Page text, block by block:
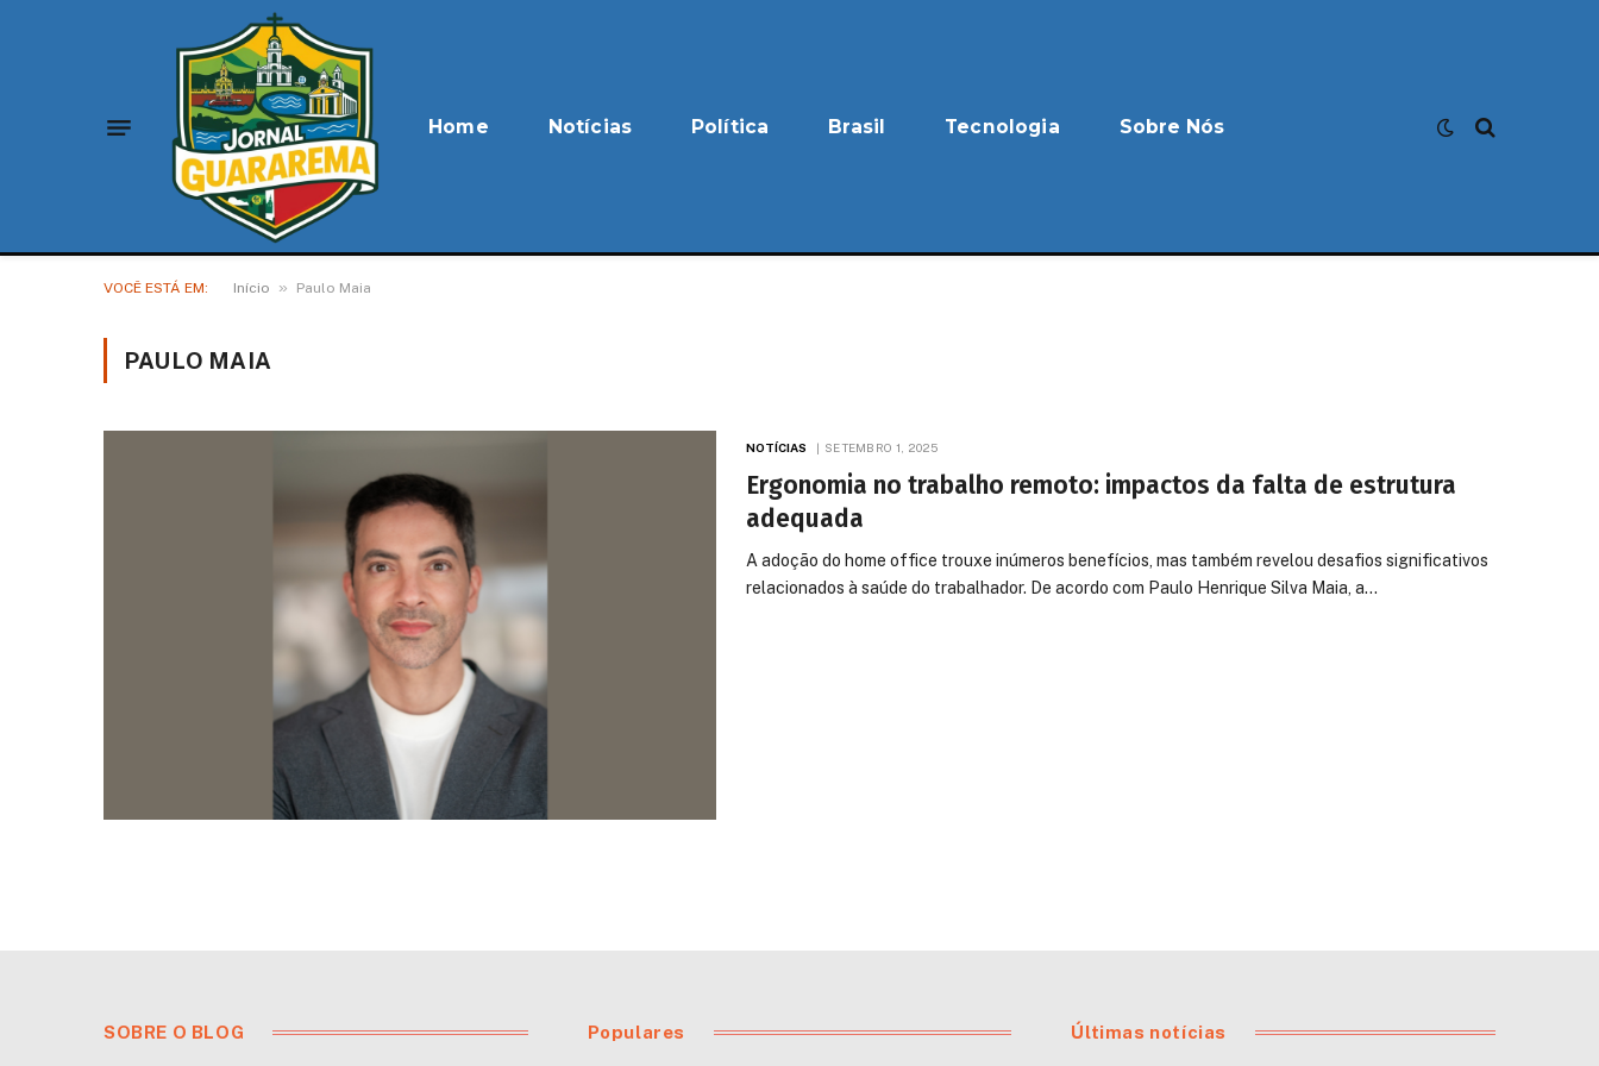
Home Notícias Política Brasil Tecnologia Sobre Nós
VOCÊ ESTÁ EM: Início » Paulo Maia
PAULO MAIA
NOTÍCIAS SETEMBRO 1, 2025
Ergonomia no trabalho remoto: impactos da falta de estrutura
adequada
A adoção do home office trouxe inúmeros benefícios, mas também revelou desafios significativos
relacionados à saúde do trabalhador. De acordo com Paulo Henrique Silva Maia, a…
SOBRE O BLOG Populares Últimas notícias